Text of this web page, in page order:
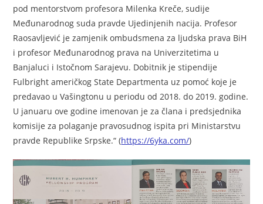
pod mentorstvom profesora Milenka Kreče, sudije
Međunarodnog suda pravde Ujedinjenih nacija. Profesor
Raosavljević je zamjenik ombudsmena za ljudska prava BiH
i profesor Međunarodnog prava na Univerzitetima u
Banjaluci i Istočnom Sarajevu. Dobitnik je stipendije
Fulbright američkog State Departmenta uz pomoć koje je
predavao u Vašingtonu u periodu od 2018. do 2019. godine.
U januaru ove godine imenovan je za člana i predsjednika
komisije za polaganje pravosudnog ispita pri Ministarstvu
pravde Republike Srpske.“ (https://6yka.com/)